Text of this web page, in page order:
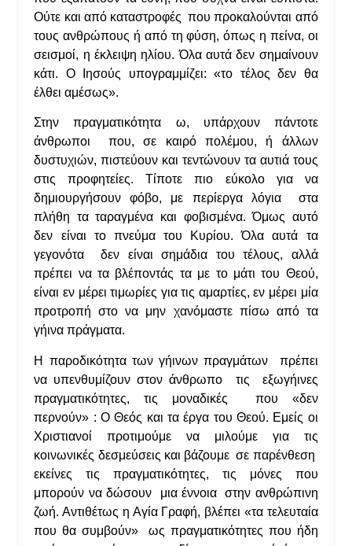
Ούτε και από καταστροφές που προκαλούνται από
τους ανθρώπους ή από τη φύση, όπως η πείνα, οι
σεισμοί, η έκλειψη ηλίου. Όλα αυτά δεν σημαίνουν
κάτι. Ο Ιησούς υπογραμμίζει: «το τέλος δεν θα
έλθει αμέσως».
Στην πραγματικότητα ω, υπάρχουν πάντοτε
άνθρωποι που, σε καιρό πολέμου, ή άλλων
δυστυχιών, πιστεύουν και τεντώνουν τα αυτιά τους
στις προφητείες. Τίποτε πιο εύκολο για να
δημιουργήσουν φόβο, με περίεργα λόγια στα
πλήθη τα ταραγμένα και φοβισμένα. Όμως αυτό
δεν είναι το πνεύμα του Κυρίου. Όλα αυτά τα
γεγονότα δεν είναι σημάδια του τέλους, αλλά
πρέπει να τα βλέποντάς τα με το μάτι του Θεού,
είναι εν μέρει τιμωρίες για τις αμαρτίες, εν μέρει μία
προτροπή στο να μην χανόμαστε πίσω από τα
γήινα πράγματα.
Η παροδικότητα των γήινων πραγμάτων πρέπει
να υπενθυμίζουν στον άνθρωπο τις εξωγήινες
πραγματικότητες, τις μοναδικές που «δεν
περνούν» : Ο Θεός και τα έργα του Θεού. Εμείς οι
Χριστιανοί προτιμούμε να μιλούμε για τις
κοινωνικές δεσμεύσεις και βάζουμε σε παρένθεση
εκείνες τις πραγματικότητες, τις μόνες που
μπορούν να δώσουν μια έννοια στην ανθρώπινη
ζωή. Αντιθέτως η Αγία Γραφή, βλέπει «τα τελευταία
που θα συμβούν» ως πραγματικότητες που ήδη